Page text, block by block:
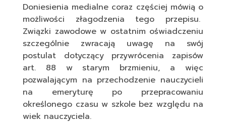
Doniesienia medialne coraz częściej mówią o
możliwości złagodzenia tego przepisu.
Związki zawodowe w ostatnim oświadczeniu
szczególnie zwracają uwagę na swój
postulat dotyczący przywrócenia zapisów
art. 88 w starym brzmieniu, a więc
pozwalającym na przechodzenie nauczycieli
na emeryturę po przepracowaniu
określonego czasu w szkole bez względu na
wiek nauczyciela.